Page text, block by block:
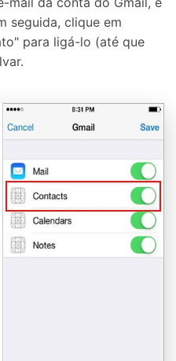
seguida, clique em
para ligá-lo (até que